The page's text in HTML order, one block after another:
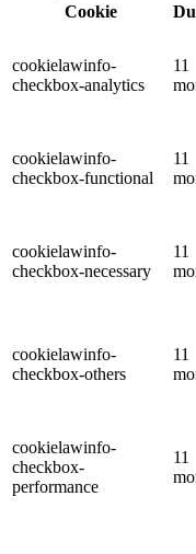
Cookie
cookielawinfo-
checkbox-analytics
11
cookielawinfo-
checkbox-functional
11
cookielawinfo-
checkbox-necessary
11
cookielawinfo-
checkbox-others
11
cookielawinfo-
checkbox-
performance
11